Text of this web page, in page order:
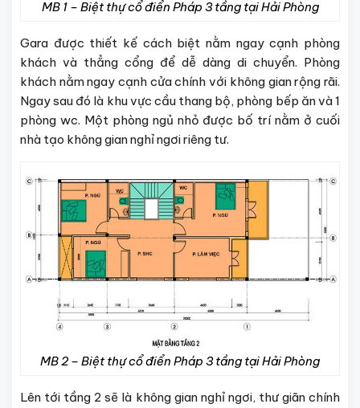
MB 1 – Biệt thự cổ điển Pháp 3 tầng tại Hải Phòng
Gara được thiết kế cách biệt nằm ngay cạnh phòng
khách và thẳng cổng để dễ dàng di chuyển. Phòng
khách nằm ngay cạnh cửa chính với không gian rộng rãi.
Ngay sau đó là khu vực cầu thang bộ, phòng bếp ăn và 1
phòng wc. Một phòng ngủ nhỏ được bố trí nằm ở cuối
nhà tạo không gian nghỉ ngơi riêng tư.
MB 2 – Biệt thự cổ điển Pháp 3 tầng tại Hải Phòng
Lên tới tầng 2 sẽ là không gian nghỉ ngơi, thư giãn chính